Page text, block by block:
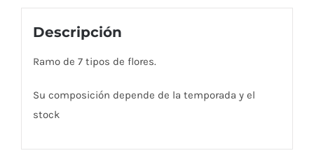
Descripción
Ramo de 7 tipos de flores.
Su composición depende de la temporada y el
stock